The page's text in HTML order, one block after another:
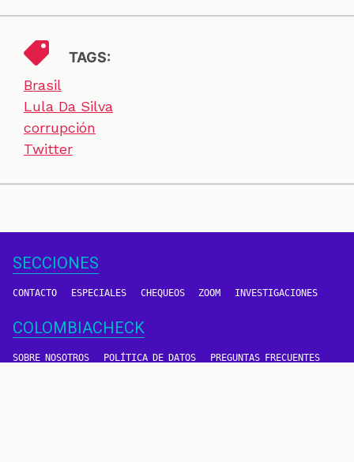
TAGS:
Brasil
Lula Da Silva
corrupción
Twitter
SECCIONES
CONTACTO ESPECIALES CHEQUEOS ZOOM INVESTIGACIONES
COLOMBIACHECK
SOBRE NOSOTROS POLÍTICA DE DATOS PREGUNTAS FRECUENTES